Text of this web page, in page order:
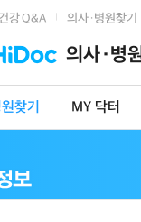
건강 Q&A 의사·병원찾기
의사·병
찾기 MY 닥터